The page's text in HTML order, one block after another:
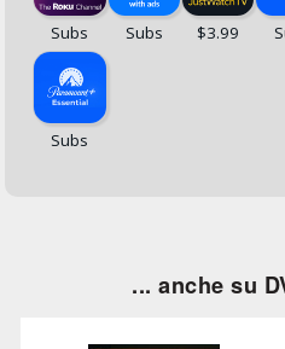
... anche su